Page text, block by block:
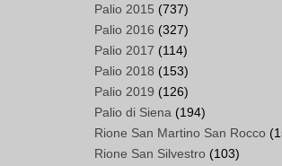
Palio 2015 (737)
Palio 2016 (327)
Palio 2017 (114)
Palio 2018 (153)
Palio 2019 (126)
Palio di Siena (194)
Rione San Martino San Rocco
Rione San Silvestro (103)